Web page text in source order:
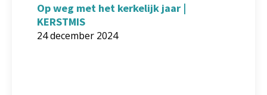
Op weg met het kerkelijk jaar |
KERSTMIS
24 december 2024